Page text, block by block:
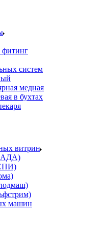
фитинг
систем
медная
в бухтах
витрин
машин